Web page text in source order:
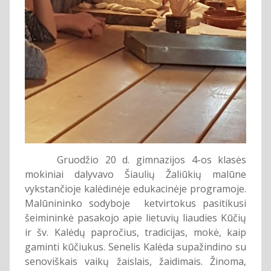
Gruodžio 20 d. gimnazijos 4-os klasės
mokiniai dalyvavo Šiaulių Žaliūkių malūne
vykstančioje kalėdinėje edukacinėje programoje.
Malūnininko sodyboje ketvirtokus pasitikusi
šeimininkė pasakojo apie lietuvių liaudies Kūčių
ir šv. Kalėdų papročius, tradicijas, mokė, kaip
gaminti kūčiukus. Senelis Kalėda supažindino su
senoviškais vaikų žaislais, žaidimais. Žinoma,